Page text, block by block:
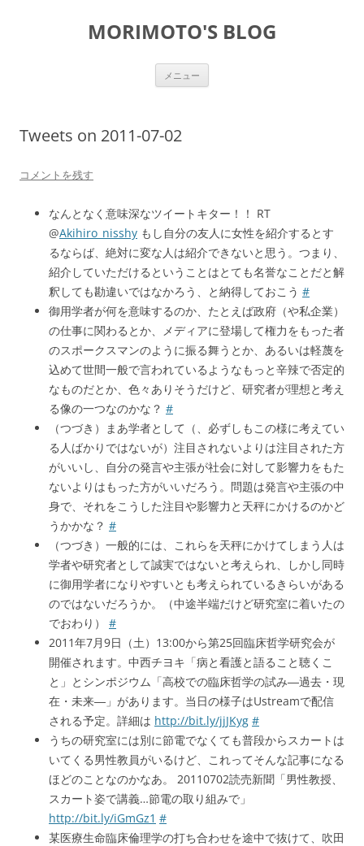
MORIMOTO'S BLOG
メニュー
Tweets on 2011-07-02
コメントを残す
なんとなく意味深なツイートキター！！ RT
@Akihiro_nisshy もし自分の友人に女性を紹介するとす
るならば、絶対に変な人は紹介できないと思う。つまり、
紹介していただけるということはとても名誉なことだと解
釈しても勘違いではなかろう、と納得しておこう #
御用学者が何を意味するのか、たとえば政府（や私企業）
の仕事に関わるとか、メディアに登場して権力をもった者
のスポークスマンのように振る舞うとか、あるいは軽蔑を
込めて世間一般で言われているようなもっと辛辣で否定的
なものだとか、色々ありそうだけど、研究者が理想と考え
る像の一つなのかな？ #
（つづき）まあ学者として（、必ずしもこの様に考えてい
る人ばかりではないが）注目されないよりは注目された方
がいいし、自分の発言や主張が社会に対して影響力をもた
ないよりはもった方がいいだろう。問題は発言や主張の中
身で、それをこうした注目や影響力と天秤にかけるのかど
うかかな？ #
（つづき）一般的には、これらを天秤にかけてしまう人は
学者や研究者として誠実ではないと考えられ、しかし同時
に御用学者になりやすいとも考えられているきらいがある
のではないだろうか。（中途半端だけど研究室に着いたの
でおわり） #
2011年7月9日（土）13:00から第25回臨床哲学研究会が
開催されます。中西チヨキ「病と看護と語ること聴くこ
と」とシンポジウム「高校での臨床哲学の試み―過去・現
在・未来―」があります。当日の様子はUstreamで配信
される予定。詳細は http://bit.ly/jjJKyg #
うちの研究室には別に節電でなくても普段からスカートは
いてくる男性教員がいるけど、これってそんな記事になる
ほどのことなのかなあ。 20110702読売新聞「男性教授、
スカート姿で講義…節電の取り組みで」
http://bit.ly/iGmGz1 #
某医療生命臨床倫理学の打ち合わせを途中で抜けて、吹田